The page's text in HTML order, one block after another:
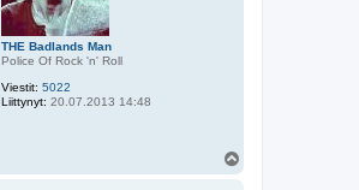
THE Badlands Man
Police Of Rock 'n' Roll
Viestit: 5022
Liittynyt: 20.07.2013 14:48